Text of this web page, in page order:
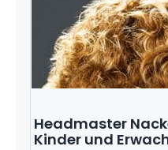
Headmaster
Kinder und